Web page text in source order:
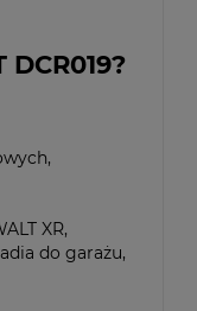
XR,
do garażu,